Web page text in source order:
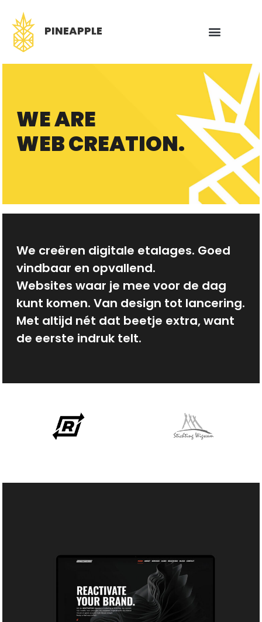
PINEAPPLE
WE ARE
WEB CREATION.
We creëren digitale etalages. Goed
vindbaar en opvallend.
Websites waar je mee voor de dag
kunt komen. Van design tot lancering.
Met altijd nét dat beetje extra, want
de eerste indruk telt.